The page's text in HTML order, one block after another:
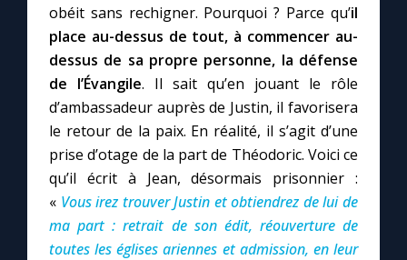
obéit sans rechigner. Pourquoi ? Parce qu’il
place au-dessus de tout, à commencer au-
dessus de sa propre personne, la défense
de l’Évangile. Il sait qu’en jouant le rôle
d’ambassadeur auprès de Justin, il favorisera
le retour de la paix. En réalité, il s’agit d’une
prise d’otage de la part de Théodoric. Voici ce
qu’il écrit à Jean, désormais prisonnier :
« Vous irez trouver Justin et obtiendrez de lui de
ma part : retrait de son édit, réouverture de
toutes les églises ariennes et admission, en leur